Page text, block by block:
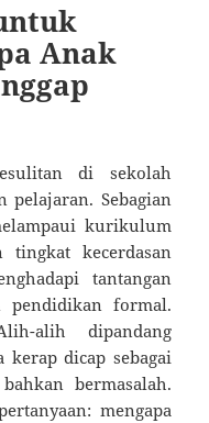
Anak
di sekolah
pelajaran. Sebagian
kurikulum
tingkat kecerdasan
tantangan
formal.
alih dipandang
kerap dicap sebagai
bermasalah.
mengapa